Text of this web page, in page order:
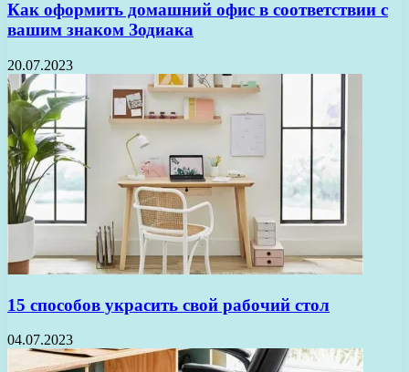
Как оформить домашний офис в соответствии с
вашим знаком Зодиака
20.07.2023
15 способов украсить свой рабочий стол
04.07.2023